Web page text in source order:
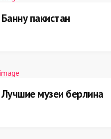
Банну пакистан
Лучшие музеи берлина